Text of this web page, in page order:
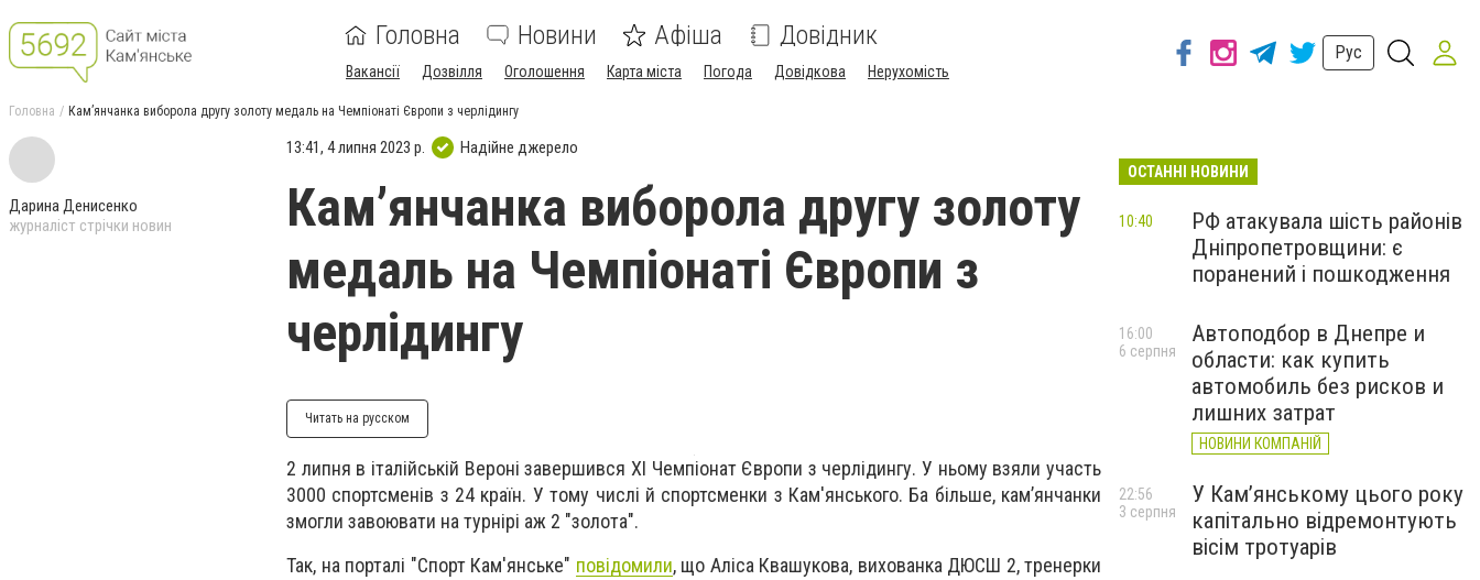
Головна Новини Афіша Довідник
Вакансії Дозвілля Оголошення Карта міста Погода Довідкова Нерухомість
Рус
Головна Кам’янчанка виборола другу золоту медаль на Чемпіонаті Європи з черлідингу
Дарина Денисенко
журналіст стрічки новин
13:41, 4 липня 2023 р. Надійне джерело
Кам’янчанка виборола другу золоту
медаль на Чемпіонаті Європи з
черлідингу
Читать на русском
2 липня в італійській Вероні завершився XI Чемпіонат Європи з черлідингу. У ньому взяли участь
3000 спортсменів з 24 країн. У тому числі й спортсменки з Кам'янського. Ба більше, кам’янчанки
змогли завоювати на турнірі аж 2 "золота".
Так, на порталі "Спорт Кам'янське" повідомили, що Аліса Квашукова, вихованка ДЮСШ 2, тренерки
ОСТАННІ НОВИНИ
РФ атакувала шість районів
Дніпропетровщини: є
поранений і пошкодження
10:40
Автоподбор в Днепре и
области: как купить
автомобиль без рисков и
лишних затрат
НОВИНИ КОМПАНІЙ
16:00
6 серпня
У Кам’янському цього року
капітально відремонтують
вісім тротуарів
22:56
3 серпня